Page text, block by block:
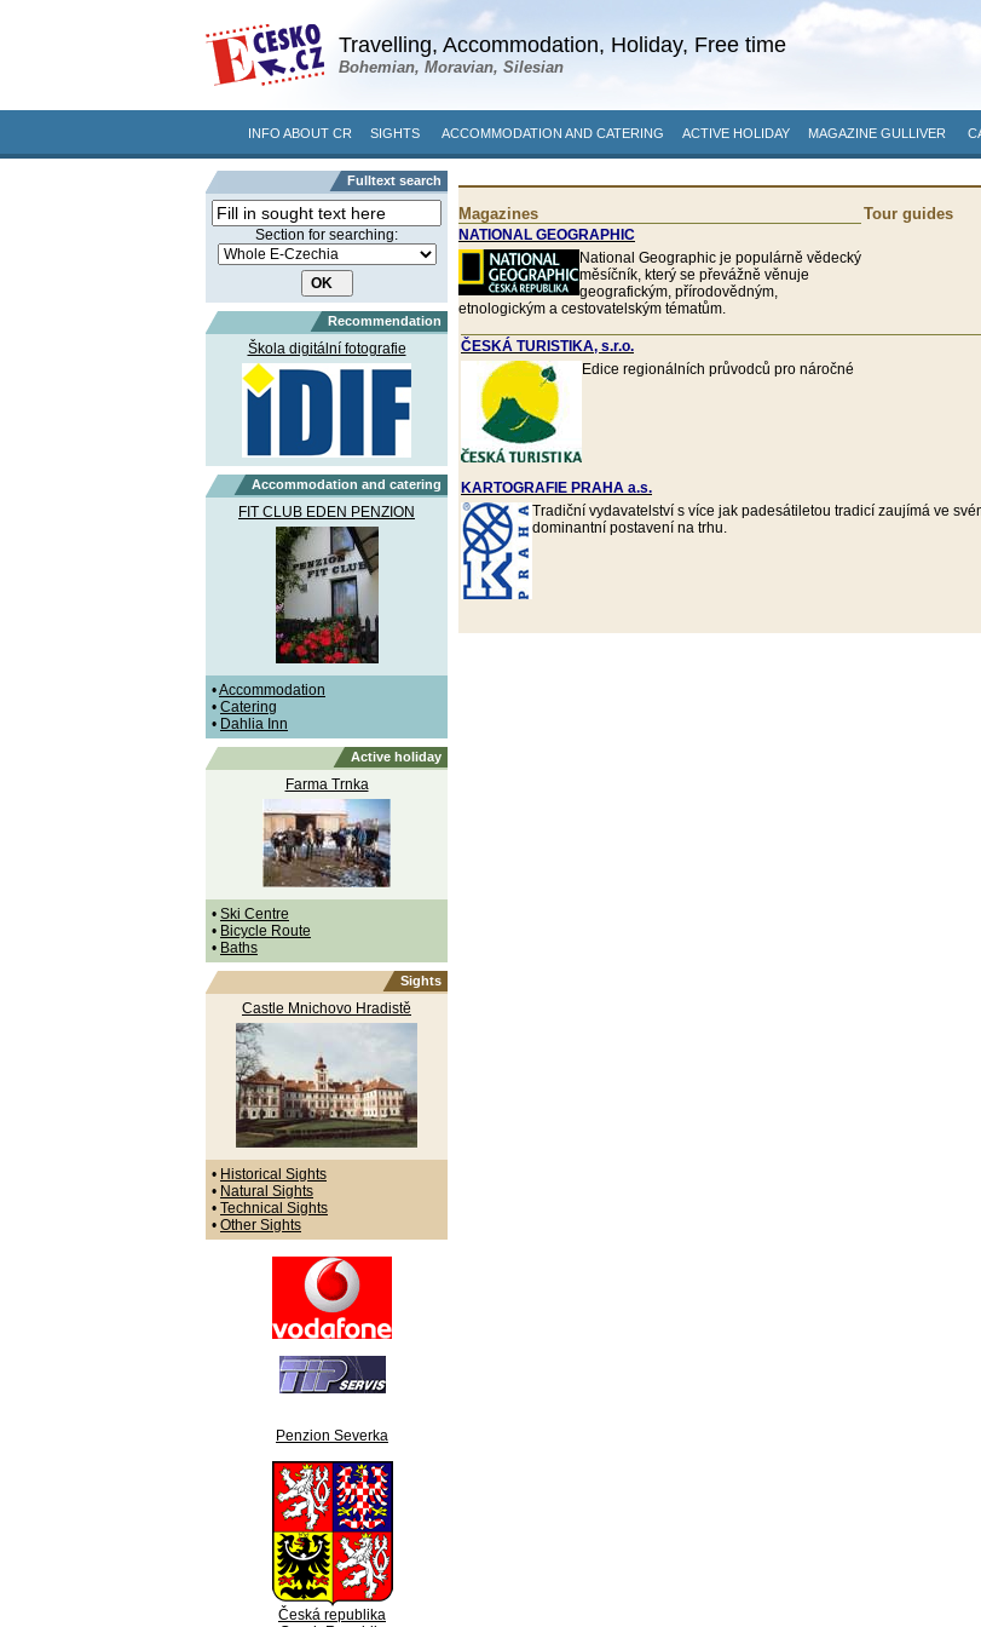
Travelling, Accommodation, Holiday, Free time
Bohemian, Moravian, Silesian
INFO ABOUT CR SIGHTS ACCOMMODATION AND CATERING ACTIVE HOLIDAY MAGAZINE GULLIVER
Fulltext search
Section for searching:
Recommendation
Škola digitální fotografie
Accommodation and catering
FIT CLUB EDEN PENZION
•Accommodation
• Catering
• Dahlia Inn
Active holiday
Farma Trnka
• Ski Centre
• Bicycle Route
• Baths
Sights
Castle Mnichovo Hradistě
• Historical Sights
• Natural Sights
• Technical Sights
• Other Sights
Penzion Severka
Česká republika
Magazines
NATIONAL GEOGRAPHIC
National Geographic je populárně vědecký
měsíčník, který se převážně věnuje
geografickým, přírodovědným,
etnologickým a cestovatelským tématům.
Tour guides
ČESKÁ TURISTIKA, s.r.o.
Edice regionálních průvodců pro náročné
KARTOGRAFIE PRAHA a.s.
Tradiční vydavatelství s více jak padesátiletou tradicí zaujímá ve
dominantní postavení na trhu.